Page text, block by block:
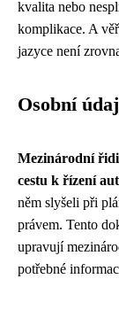
kvalita nebo
komplikace. A
jazyce není
Osobní
Mezinárodní
cestu k řízení
něm slyšeli při
právem. Tento
upravují
potřebné